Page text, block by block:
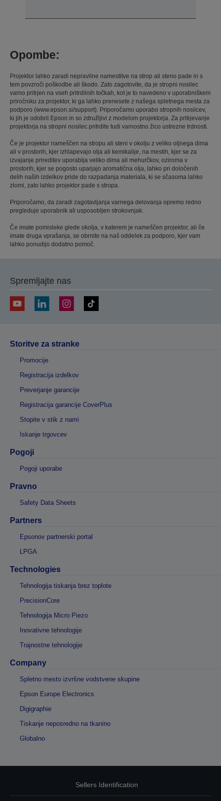
Opombe:
Projektor lahko zaradi nepravilne namestitve na strop ali steno pade in s
tem povzroči poškodbe ali škodo. Zato zagotovite, da je stropni nosilec
varno pritrjen na vseh pritrdilnih točkah, kot je to navedeno v uporabniškem
priročniku za projektor, ki ga lahko prenesete z našega spletnega mesta za
podporo (www.epson.si/support). Priporočamo uporabo stropnih nosilcev,
ki jih je odobril Epson in so združljivi z modelom projektorja. Za pritrjevanje
projektorja na stropni nosilec pritrdite tudi varnostno žico ustrezne trdnosti.
Če je projektor nameščen na stropu ali steni v okolju z veliko oljnega dima
ali v prostorih, kjer izhlapevajo olja ali kemikalije, na mestih, kjer se za
izvajanje prireditev uporablja veliko dima ali mehurčkov, oziroma v
prostorih, kjer se pogosto uparjajo aromatična olja, lahko pri določenih
delih naših izdelkov pride do razpadanja materiala, ki se sčasoma lahko
zlomi, zato lahko projektor pade s stropa.
Priporočamo, da zaradi zagotavljanja varnega delovanja opremo redno
pregleduje uporabnik ali usposobljen strokovnjak.
Če imate pomisleke glede okolja, v katerem je nameščen projektor, ali če
imate druga vprašanja, se obrnite na naš oddelek za podporo, kjer vam
lahko ponudijo dodatno pomoč.
Spremljajte nas
Storitve za stranke
Promocije
Registracija izdelkov
Preverjanje garancije
Registracija garancije CoverPlus
Stopite v stik z nami
Iskanje trgovcev
Pogoji
Pogoji uporabe
Pravno
Safety Data Sheets
Partners
Epsonov partnerski portal
LPGA
Technologies
Tehnologija tiskanja brez toplote
PrecisionCore
Tehnologija Micro Piezo
Inovativne tehnologije
Trajnostne tehnologije
Company
Spletno mesto izvršne vodstvene skupine
Epson Europe Electronics
Digigraphie
Tiskanje neposredno na tkanino
Globalno
Sellers Identification